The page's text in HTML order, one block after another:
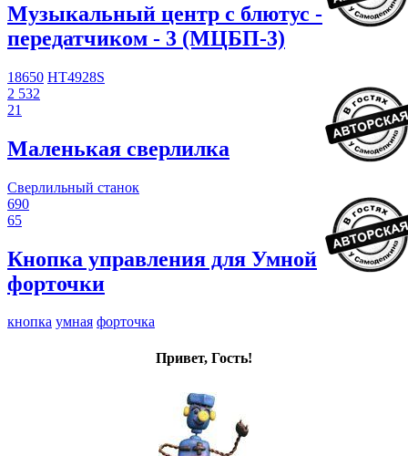
Музыкальный центр с блютус -
передатчиком - 3 (МЦБП-3)
18650 HT4928S
2 532
21
Маленькая сверлилка
Сверлильный станок
690
65
Кнопка управления для Умной
форточки
кнопка умная форточка
Привет, Гость!